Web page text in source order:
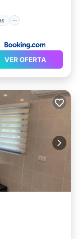
VER OFERTA